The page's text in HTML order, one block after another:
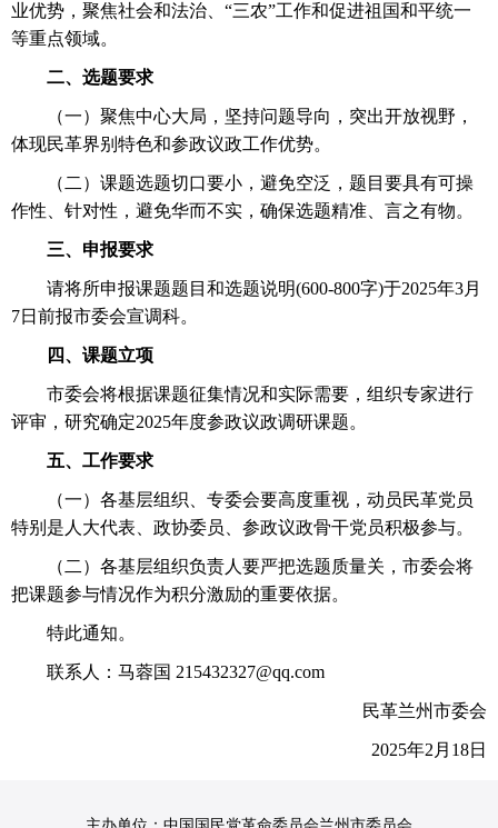
业优势，聚焦社会和法治、“三农”工作和促进祖国和平统一
等重点领域。
二、选题要求
（一）聚焦中心大局，坚持问题导向，突出开放视野，
体现民革界别特色和参政议政工作优势。
（二）课题选题切口要小，避免空泛，题目要具有可操
作性、针对性，避免华而不实，确保选题精准、言之有物。
三、申报要求
请将所申报课题题目和选题说明(600-800字)于2025年3月
7日前报市委会宣调科。
四、课题立项
市委会将根据课题征集情况和实际需要，组织专家进行
评审，研究确定2025年度参政议政调研课题。
五、工作要求
（一）各基层组织、专委会要高度重视，动员民革党员
特别是人大代表、政协委员、参政议政骨干党员积极参与。
（二）各基层组织负责人要严把选题质量关，市委会将
把课题参与情况作为积分激励的重要依据。
特此通知。
联系人：马蓉国 215432327@qq.com
民革兰州市委会
2025年2月18日​